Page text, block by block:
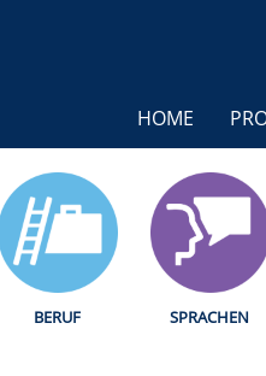
HOME
BERUF SPRACHEN